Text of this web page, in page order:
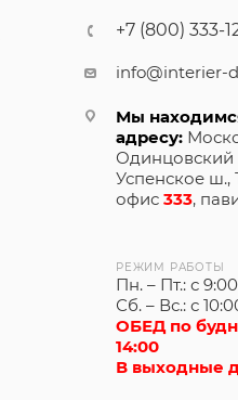
+7 (800) 333-
info@interier-
Мы
адресу:
Одинцовский
Успенское ш.,
офис 333,
РЕЖИМ РАБОТЫ
Пн. – Пт.: с
Сб. – Вс.: с
ОБЕД по
14:00
В выходные